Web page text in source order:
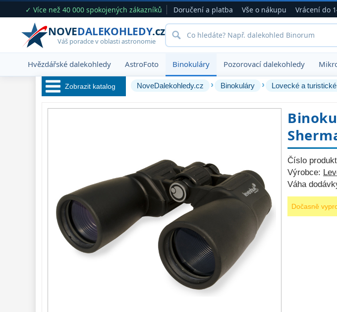
✓ Více než 40 000 spokojených zákazníků Doručení a platba Vše o nákupu Vrácení do
NOVEDALEKOHLEDY.cz
Váš poradce v oblasti astronomie
Hvězdářské dalekohledy AstroFoto Binokuláry Pozorovací dalekohledy
Zobrazit katalog
Hledáčky 28
Příslušenství
Montáže 93
Seřízení 22
Zrcátka a hranoly
NoveDalekohledy.cz › Binokuláry › Lovecké a turistické
Číslo
Výrobce:
Váha
Dočasně